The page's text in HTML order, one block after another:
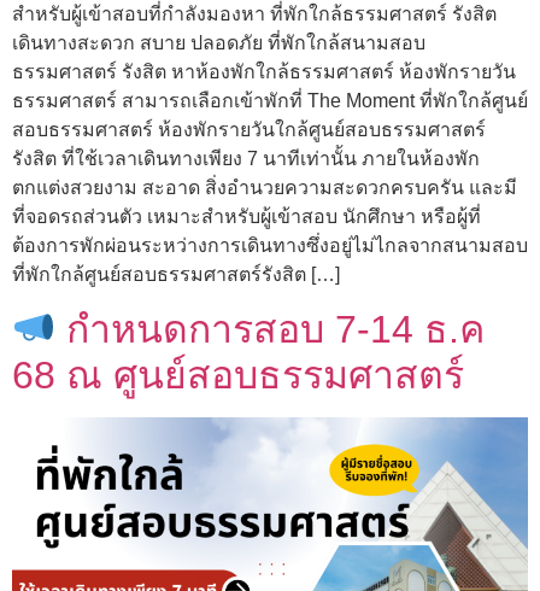
สำหรับผู้เข้าสอบที่กำลังมองหา ที่พักใกล้ธรรมศาสตร์ รังสิต
เดินทางสะดวก สบาย ปลอดภัย ที่พักใกล้สนามสอบ
ธรรมศาสตร์ รังสิต หาห้องพักใกล้ธรรมศาสตร์ ห้องพักรายวัน
ธรรมศาสตร์ สามารถเลือกเข้าพักที่ The Moment ที่พักใกล้ศูนย์
สอบธรรมศาสตร์ ห้องพักรายวันใกล้ศูนย์สอบธรรมศาสตร์
รังสิต ที่ใช้เวลาเดินทางเพียง 7 นาทีเท่านั้น ภายในห้องพัก
ตกแต่งสวยงาม สะอาด สิ่งอำนวยความสะดวกครบครัน และมี
ที่จอดรถส่วนตัว เหมาะสำหรับผู้เข้าสอบ นักศึกษา หรือผู้ที่
ต้องการพักผ่อนระหว่างการเดินทางซึ่งอยู่ไม่ไกลจากสนามสอบ
ที่พักใกล้ศูนย์สอบธรรมศาสตร์รังสิต […]
กำหนดการสอบ 7-14 ธ.ค
68 ณ ศูนย์สอบธรรมศาสตร์